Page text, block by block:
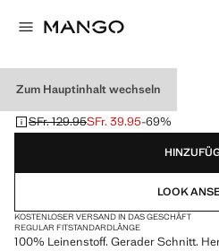
Zum Hauptinhalt wechseln
LEINEN-SAKKO
Ausgangspreis durchgestrichen [SFr.
SFr. 129.95
Aktueller Preis [SFr. 39.95 ]
SFr. 39.95-69%
Wählen Sie eine Farbe
LOOK
KOSTENLOSER VERSAND IN DAS GESCHÄFT
REGULAR FITSTANDARDLÄNGE
100% Leinenstoff. Gerader Schnitt.